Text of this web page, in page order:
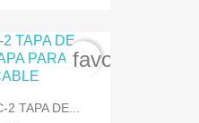
2 TAPA DE...